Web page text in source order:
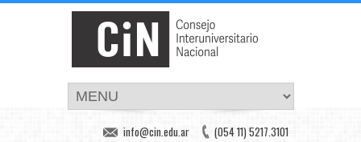
(054 11) 5217.3101
info@cin.edu.ar